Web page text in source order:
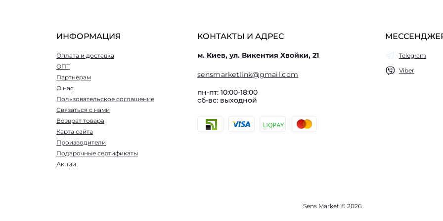
ИНФОРМАЦИЯ
Оплата и доставка
ОПТ
Партнёрам
О нас
Пользовательское соглашение
Связаться с нами
Возврат товара
Карта сайта
Производители
Подарочные сертификаты
Акции
КОНТАКТЫ И АДРЕС
м. Киев, ул. Викентия Хвойки, 21
sensmarketlink@gmail.com
пн-пт: 10:00-18:00
сб-вс: выходной
Telegram
Viber
Sens Market © 2026